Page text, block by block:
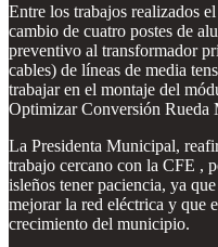
Entre los trabajos realizados
cambio de cuatro postes de
preventivo al transformador
cables) de líneas de media
trabajar en el montaje del
Optimizar Conversión Rueda
La Presidenta Municipal,
trabajo cercano con la CFE ,
isleños tener paciencia, ya
mejorar la red eléctrica y que
crecimiento del municipio.